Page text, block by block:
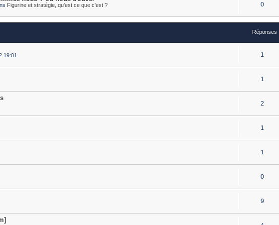
Figurine et stratégie, qu'est ce que c'est ? 0
Réponses
19:01 1
1
2
1
1
0
9